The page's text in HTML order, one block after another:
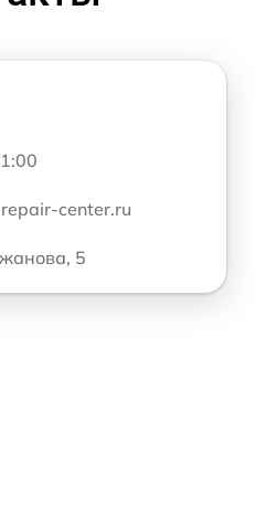
center.ru
5